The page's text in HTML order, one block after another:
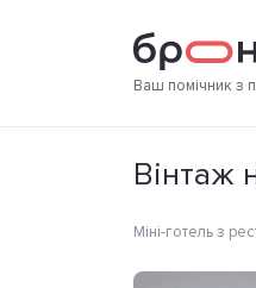
Ваш помічник з
Фотографії
Вінтаж
Міні-готель з